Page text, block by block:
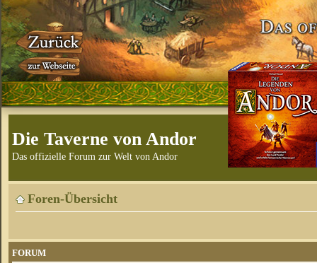
Die Taverne von Andor
Das offizielle Forum zur Welt von Andor
Foren-Übersicht
FORUM